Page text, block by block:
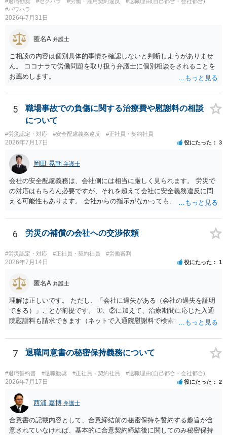
ならば、それにより軽微ながら回復はできるかもしれません。 さらに
個人としても、相手に対してプライバシー侵害等に基づく損害賠償
らない可能性があります。）。
#パワハラ
2026年7月31日
匿名A 弁護士
ご相談の内容は個別具体的事情を確認しないと判断しようがありませ
ん。 ココナラで労働問題を取り扱う弁護士に個別相談をされることを
お薦めします。
5
職場事故での負傷に関する治療費や慰謝料の相談
について
#労災認定・対応 #安全配慮義務違反 #正社員・契約社員
2026年7月17日 役にたった 3
岡田 晃朝 弁護士
会社の安全配慮義務は、会社側には相当に厳しく見られます。 労災で
の対応はもちろん必要ですが、それを超えて会社に安全義務違反に問
える可能性もあります。 会社からの指示がなかっても、逆に危険な作
実地指導をしていないことが問題になった事例もあります。ですの
で、指示が無ければ免責されるわけではありません。責任追及の交渉
6 労災の補償の会社への交渉依頼
#労災認定・対応 #正社員・契約社員 #労働審判
2026年7月14日 役にたった 1
匿名A 弁護士
理解は正しいです。 ただし、「会社に過失がある（会社の過失を証明
できる）」ことが前提です。 ➀、②に加えて、治療期間に応じた入通
院慰謝料も請求できます（ネットで入通院慰謝料で検索すると詳しい
後遺障害慰謝料も請求できます。これらは後遺障害の等級、あなたの
収入、年齢等で大きく変わりますので一般的にいくらとは言えませ
いてみるしかありませんが、旧日弁連規準を使った着手金・成功報酬
方式と着手金ゼロまたは少額で成功報酬大目の方式のどちらかが多い
と思います（個々の弁護士次第なので一般化はできません）。 早めに
弁護士に直接面談で相談されることをお勧めします。
7 退職同意書の秘密保持義務について
#退職誓約書 #退職勧奨 #正社員・契約社員 #退職理由(自己都合・会社都合)
2026年7月17日 役にたった 2
西浦 嘉博 弁護士
合意書の記載内容として、合意締結前の秘密保持を誓約する趣旨が含
意されていなければ、基本的に合意契約締結後に関してのみ秘密保持